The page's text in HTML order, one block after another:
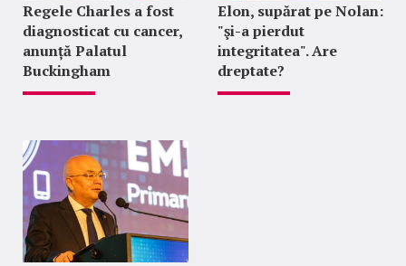
Regele Charles a fost
diagnosticat cu cancer,
anunță Palatul
Buckingham
Elon, supărat pe Nolan:
"şi-a pierdut
integritatea". Are
dreptate?